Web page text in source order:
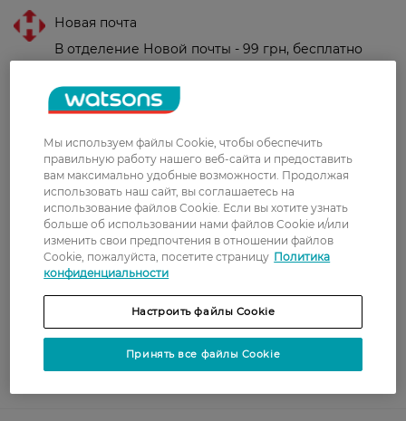
Новая почта
В отделение Новой почты - 99 грн, бесплатно
Укрпочта
доставка от – 599 грн
Забрать сегодня в магазине Watsons
Стоимость доставки – 0 грн
Показать больше
Оплата
Оплата картой
Послеоплата
Мы используем файлы Cookie, чтобы обеспечить
правильную работу нашего веб-сайта и предоставить
вам максимально удобные возможности. Продолжая
использовать наш сайт, вы соглашаетесь на
использование файлов Cookie. Если вы хотите узнать
больше об использовании нами файлов Cookie и/или
изменить свои предпочтения в отношении файлов
Cookie, пожалуйста, посетите страницу Политика
конфиденциальности
Настроить файлы Cookie
Принять все файлы Cookie